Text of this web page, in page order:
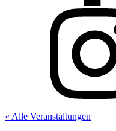
« Alle Veranstaltungen